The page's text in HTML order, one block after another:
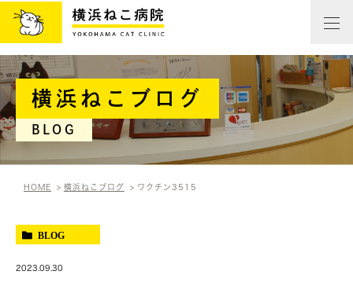
横浜ねこブログ
BLOG
HOME 横浜ねこブログ ワクチン3515
BLOG
2023.09.30